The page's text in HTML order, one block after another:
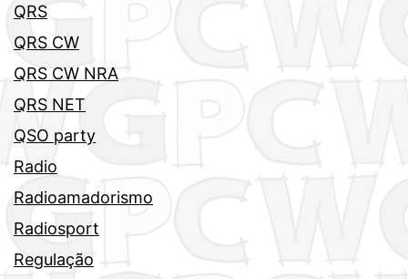
QRS
QRS CW
QRS CW NRA
QRS NET
QSO party
Radio
Radioamadorismo
Radiosport
Regulação